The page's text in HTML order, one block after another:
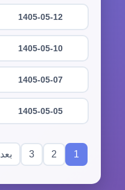
1405-05-12
1405-05-10
1405-05-07
1405-05-05
1
2
3